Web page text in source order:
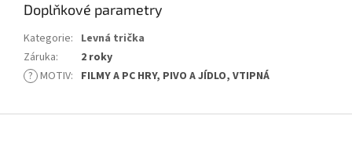
Doplňkové parametry
Kategorie: Levná trička
Záruka:
2 roky
? MOTIV: FILMY A PC HRY, PIVO A JÍDLO, VTIPNÁ